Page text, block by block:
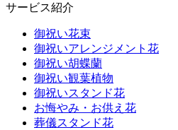
サービス紹介
御祝い花束
御祝いアレンジメント花
御祝い胡蝶蘭
御祝い観葉植物
御祝いスタンド花
お悔やみ・お供え花
葬儀スタンド花